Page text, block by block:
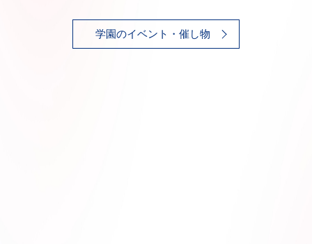
学園のイベント・催し物